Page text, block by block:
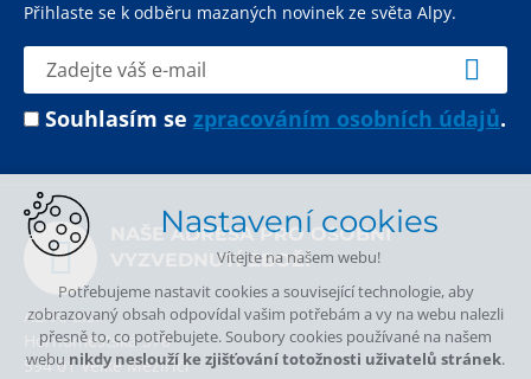
Přihlaste se k odběru mazaných novinek ze světa Alpy.
Souhlasím se zpracováním osobních údajů.
NAŠE ADRESA PRO OSOBNÍ
VYZVEDNUTÍ ZBOŽÍ
ALPA, a.s.
Hornoměstská 378
594 01 Velké Meziříčí
Nastavení cookies
Vítejte na našem webu!
Potřebujeme nastavit cookies a související technologie, aby
zobrazovaný obsah odpovídal vašim potřebám a vy na webu nalezli
přesně to, co potřebujete. Soubory cookies používané na našem
webu nikdy neslouží ke zjišťování totožnosti uživatelů stránek.